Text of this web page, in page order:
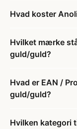
Hvad koster
Hvilket mærke
guld/guld?
Hvad er EAN /
guld/guld?
Hvilken kategori